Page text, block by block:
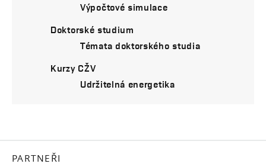
Výpočtové simulace
Doktorské studium
Témata doktorského studia
Kurzy CŽV
Udržitelná energetika
PARTNEŘI